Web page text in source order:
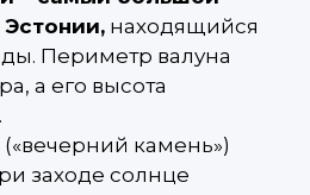
находящийся
Периметр валуна
а его высота
камень»)
заходе солнце